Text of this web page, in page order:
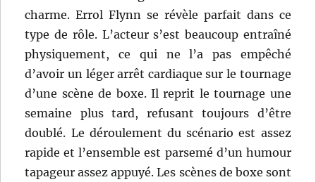
charme. Errol Flynn se révèle parfait dans ce
type de rôle. L’acteur s’est beaucoup entraîné
physiquement, ce qui ne l’a pas empêché
d’avoir un léger arrêt cardiaque sur le tournage
d’une scène de boxe. Il reprit le tournage une
semaine plus tard, refusant toujours d’être
doublé. Le déroulement du scénario est assez
rapide et l’ensemble est parsemé d’un humour
tapageur assez appuyé. Les scènes de boxe sont